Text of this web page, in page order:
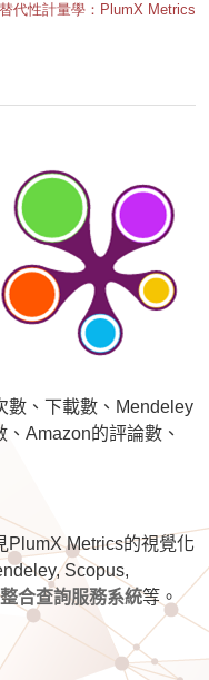
代性計量學：PlumX Metrics
數、下載數、Mendeley
Amazon的評論數、
PlumX Metrics的視覺化
Scopus,
合查詢服務系統等。